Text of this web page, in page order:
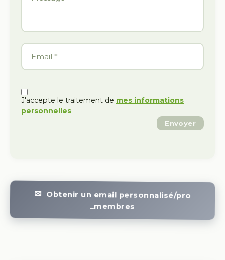
J'accepte le traitement de mes informations
personnelles
Envoyer
Obtenir un email personnalisé/pro
_membres